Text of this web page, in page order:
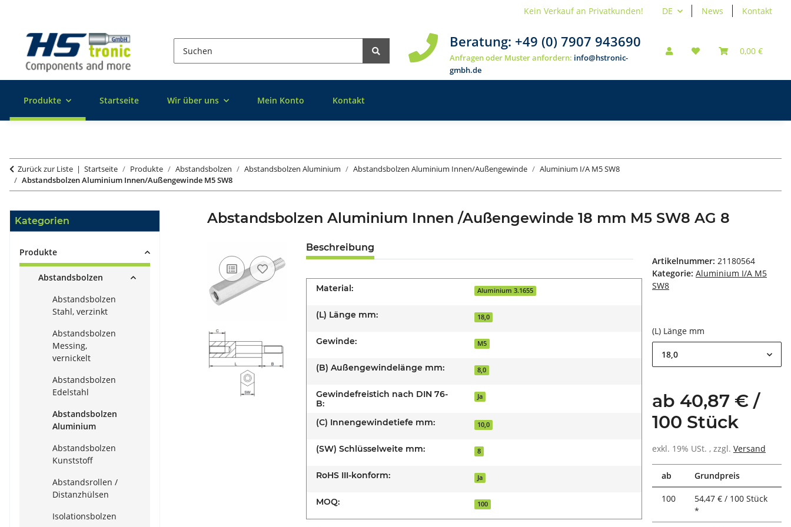
DE News Kontakt
Kein Verkauf an Privatkunden!
Beratung: +49 (0) 7907 943690
Anfragen oder Muster anfordern: info@hstronic-
gmbh.de
0,00 €
Produkte Startseite Wir über uns Mein Konto Kontakt
Zurück zur Liste Startseite Produkte Abstandsbolzen Abstandsbolzen Aluminium Abstandsbolzen Aluminium Innen/Außengewinde
Aluminium I/A M5 SW8
Abstandsbolzen Aluminium Innen/Außengewinde M5 SW8
Abstandsbolzen Aluminium Innen /Außengewinde 18 mm M5 SW8 AG 8
Beschreibung
Material: Aluminium 3.1655
(L) Länge mm: 18,0
Gewinde: M5
(B) Außengewindelänge mm: 8,0
Gewindefreistich nach DIN 76-
B:
Ja
(C) Innengewindetiefe mm: 10,0
(SW) Schlüsselweite mm: 8
RoHS III-konform: Ja
MOQ: 100
Artikelnummer: 21180564
Kategorie: Aluminium I/A M5
SW8
(L) Länge mm
18,0
ab 40,87 € /
100 Stück
exkl. 19% USt. , zzgl. Versand
ab Grundpreis
100
54,47 € / 100 Stück
*
Kategorien
Produkte
Abstandsbolzen
Abstandsbolzen
Stahl, verzinkt
Abstandsbolzen
Messing,
vernickelt
Abstandsbolzen
Edelstahl
Abstandsbolzen
Aluminium
Abstandsbolzen
Kunststoff
Abstandsrollen /
Distanzhülsen
Isolationsbolzen